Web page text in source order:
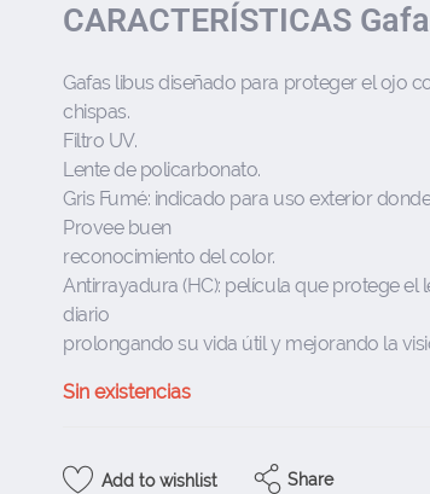
CARACTERÍSTICAS
Gafas libus diseñado para proteger el ojo
chispas.
Filtro UV.
Lente de policarbonato.
Gris Fumé: indicado para uso exterior
Provee buen
reconocimiento del color.
Antirrayadura (HC): película que protege
diario
prolongando su vida útil y mejorando la
Sin existencias
Add to wishlist Share